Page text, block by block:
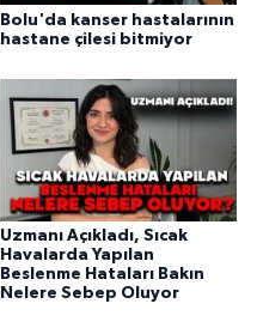
Bolu'da kanser hastalarının
hastane çilesi bitmiyor
Uzmanı Açıkladı, Sıcak
Havalarda Yapılan
Beslenme Hataları Bakın
Nelere Sebep Oluyor